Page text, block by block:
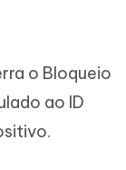
o Bloqueio
ao ID